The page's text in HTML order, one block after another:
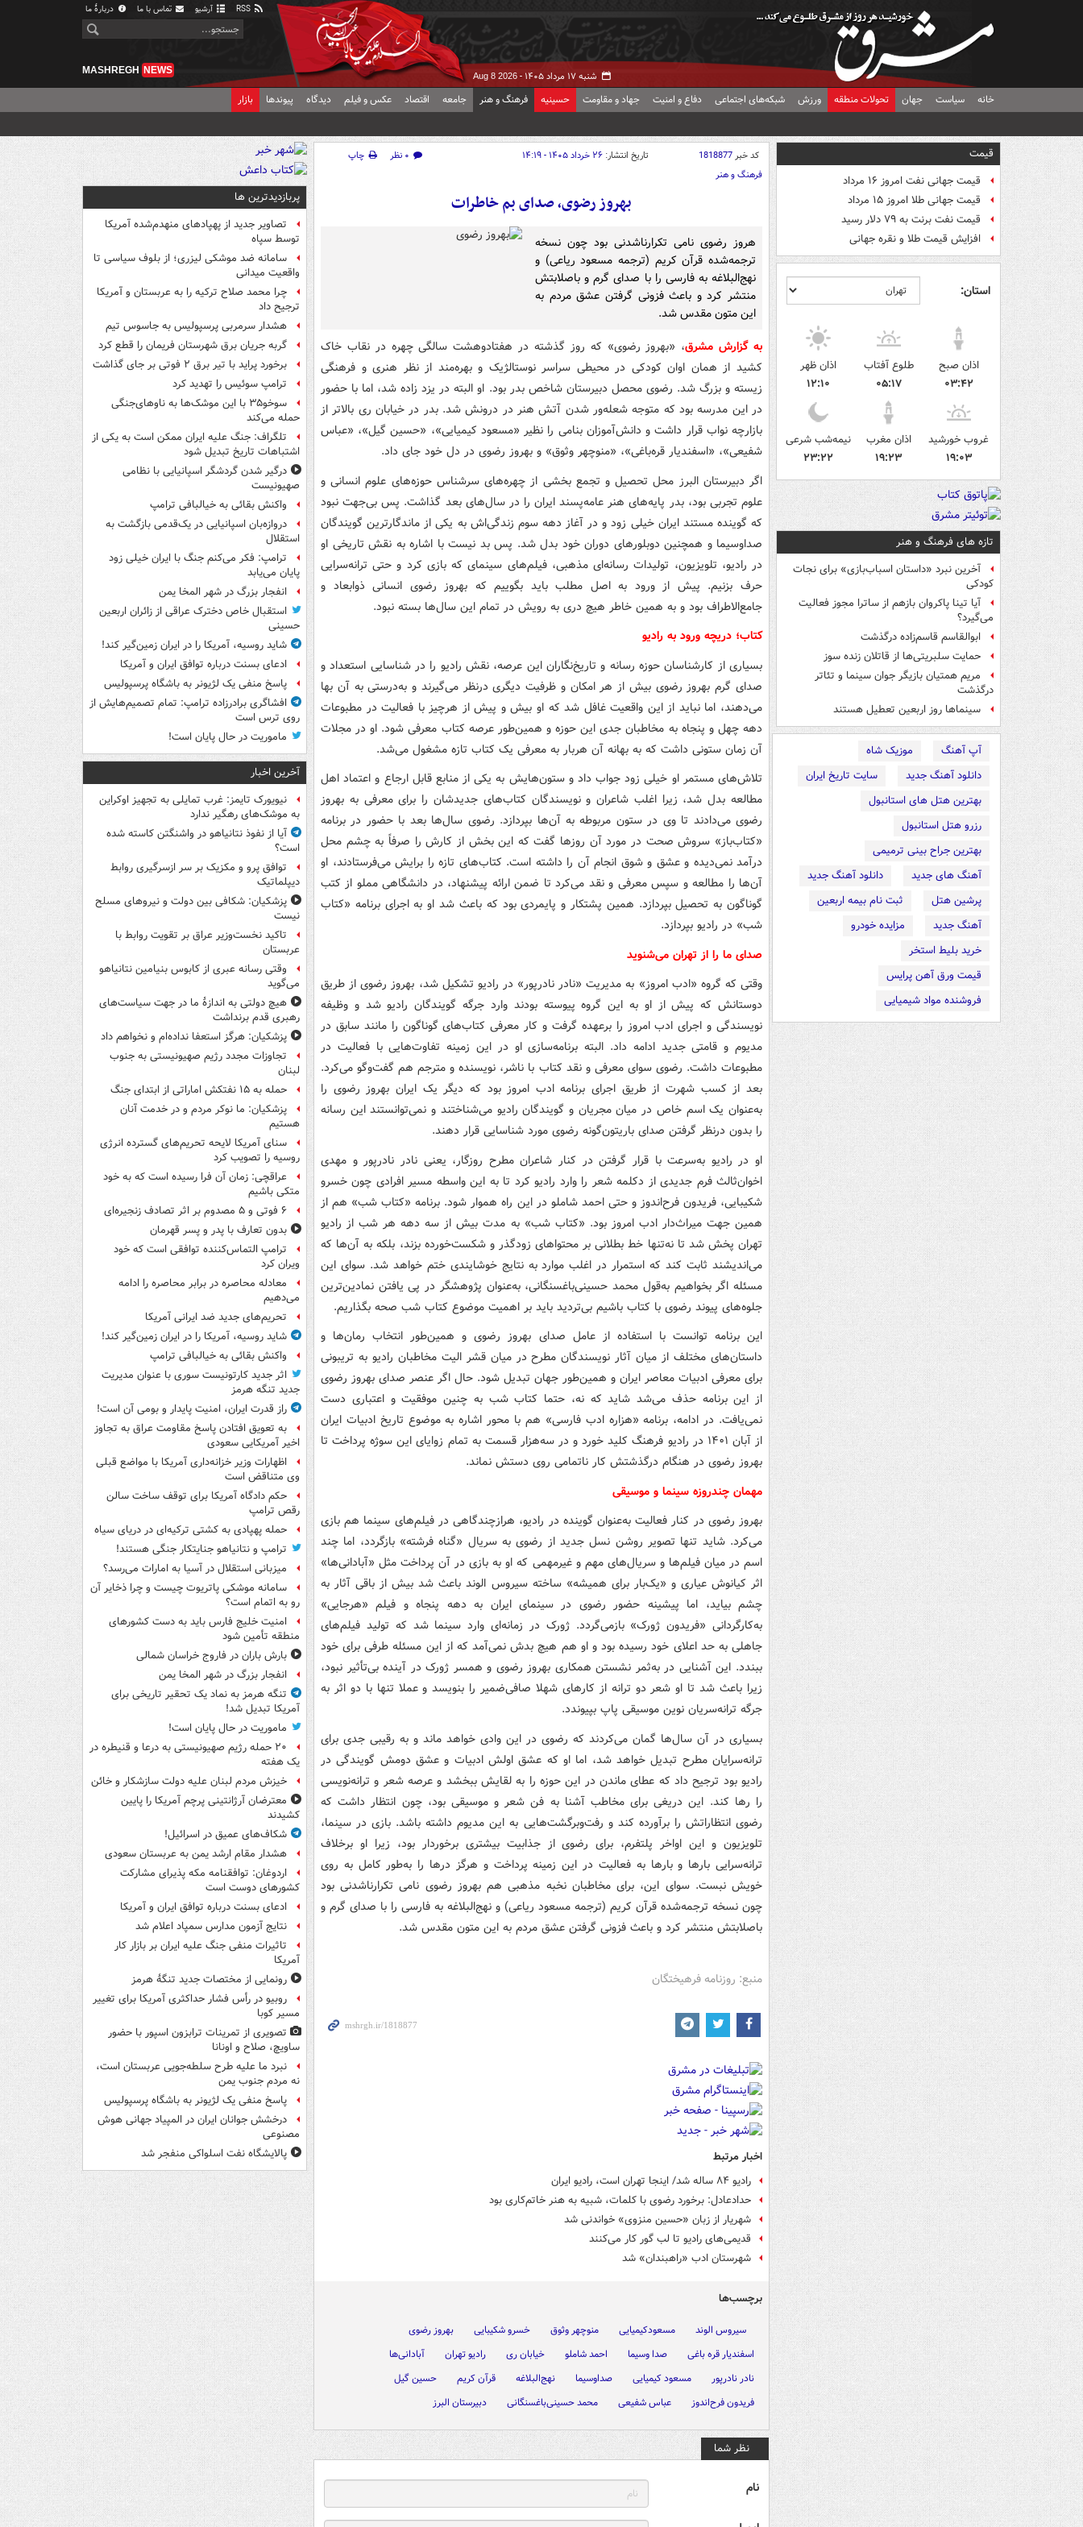
آرشیو تماس با ما دربارهٔ ما
شنبه ۱۷ مرداد ۱۴۰۵ - Aug 8 2026
MASHREGH NEWS
خانه سیاست جهان تحولات منطقه ورزش شبکه‌های اجتماعی دفاع و امنیت جهاد و مقاومت حسینیه فرهنگ و هنر جامعه اقتصاد عکس و فیلم دیدگاه پیوندها بازار
قیمت
قیمت جهانی نفت امروز ۱۶ مرداد
قیمت جهانی طلا امروز ۱۵ مرداد
قیمت نفت برنت به ۷۹ دلار رسید
افزایش قیمت طلا و نقره جهانی
استان:
اذان صبح
۰۳:۴۲
طلوع آفتاب
۰۵:۱۷
اذان ظهر
۱۲:۱۰
غروب خورشید
۱۹:۰۳
اذان مغرب
۱۹:۲۳
نیمه‌شب شرعی
۲۳:۲۲
تازه های فرهنگ و هنر
آخرین نبرد «داستان اسباب‌بازی» برای نجات
کودکی
آیا تینا پاکروان بازهم از ساترا مجوز فعالیت
می‌گیرد؟
ابوالقاسم قاسم‌زاده درگذشت
حمایت سلبریتی‌ها از قاتلان زنده سوز
مریم همتیان بازیگر جوان سینما و تئاتر
درگذشت
سینماها روز اربعین تعطیل هستند
آپ آهنگ
موزیک شاه
دانلود آهنگ جدید
سایت تاریخ ایران
بهترین هتل های استانبول
رزرو هتل استانبول
بهترین جراح بینی ترمیمی
آهنگ های جدید
دانلود آهنگ جدید
پرشین هتل
ثبت نام بیمه اربعین
آهنگ جدید
مزایده خودرو
خرید بلیط استخر
قیمت ورق آهن پرایس
فروشنده مواد شیمیایی
کد خبر1818877 تاریخ انتشار: ۲۶ خرداد ۱۴۰۵ - ۱۴:۱۹ ۰ نظر
چاپ
فرهنگ و هنر
بهروز رضوی، صدای بم خاطرات
هروز رضوی نامی تکرارناشدنی بود چون نسخه
ترجمه‌شده قرآن کریم (ترجمه مسعود ریاعی) و
نهج‌البلاغه به فارسی را با صدای گرم و باصلابتش
منتشر کرد و باعث فزونی گرفتن عشق مردم به
این متون مقدس شد.
به گزارش مشرق، «بهروز رضوی» که روز گذشته در هفتادوهشت سالگی چهره در نقاب خاک
کشید از همان اوان کودکی در محیطی سراسر نوستالژیک و بهره‌مند از نظر هنری و فرهنگی
زیسته و بزرگ شد. رضوی محصل دبیرستان شاخص بدر بود. او البته در یزد زاده شد، اما با حضور
در این مدرسه بود که متوجه شعله‌ور شدن آتش هنر در درونش شد. بدر در خیابان ری بالاتر از
بازارچه نواب قرار داشت و دانش‌آموزان بنامی را نظیر «مسعود کیمیایی»، «حسین گیل»، «عباس
شفیعی»، «اسفندیار قره‌باغی»، «منوچهر وثوق» و بهروز رضوی در دل خود جای داد.
اگر دبیرستان البرز محل تحصیل و تجمع بخشی از چهره‌های سرشناس حوزه‌های علوم انسانی و
علوم تجربی بود، بدر پایه‌های هنر عامه‌پسند ایران را در سال‌های بعد گذاشت. پس بی‌جهت نبود
که گوینده مستند ایران خیلی زود و در آغاز دهه سوم زندگی‌اش به یکی از ماندگارترین گویندگان
صداوسیما و همچنین دوبلورهای دوران خود بدل شد. پس بد نیست با اشاره به نقش تاریخی او
در رادیو، تلویزیون، تولیدات رسانه‌ای مذهبی، فیلم‌های سینمای که بازی کرد و حتی ترانه‌سرایی
حرف بزنیم. پیش از ورود به اصل مطلب باید بگوییم که بهروز رضوی انسانی ذوابعاد و
جامع‌الاطراف بود و به همین خاطر هیچ دری به رویش در تمام این سال‌ها بسته نبود.
کتاب؛ دریچه ورود به رادیو
بسیاری از کارشناسان حوزه رسانه و تاریخ‌نگاران این عرصه، نقش رادیو را در شناسایی استعداد و
صدای گرم بهروز رضوی بیش از هر امکان و ظرفیت دیگری درنظر می‌گیرند و به‌درستی به آن بها
می‌دهند، اما نباید از این واقعیت غافل شد که او بیش و پیش از هرچیز با فعالیت در مطبوعات
دهه چهل و پنجاه به مخاطبان جدی این حوزه و همین‌طور عرصه کتاب معرفی شود. او در مجلات
آن زمان ستونی داشت که به بهانه آن هربار به معرفی یک کتاب تازه مشغول می‌شد.
تلاش‌های مستمر او خیلی زود جواب داد و ستون‌هایش به یکی از منابع قابل ارجاع و اعتماد اهل
مطالعه بدل شد، زیرا اغلب شاعران و نویسندگان کتاب‌های جدیدشان را برای معرفی به بهروز
رضوی می‌دادند تا وی در ستون مربوطه به آن‌ها بپردازد. رضوی سال‌ها بعد با حضور در برنامه
«کتاب‌باز» سروش صحت در مورد آن روزها گفت که این بخش از کارش را صرفاً به چشم محل
درآمد نمی‌دیده و عشق و شوق انجام آن را داشته است. کتاب‌های تازه را برایش می‌فرستادند، او
آن‌ها را مطالعه و سپس معرفی و نقد می‌کرد تا ضمن ارائه پیشنهاد، در دانشگاهی مملو از کتب
گوناگون به تحصیل بپردازد. همین پشتکار و پایمردی بود که باعث شد او به اجرای برنامه «کتاب
شب» در رادیو بپردازد.
صدای ما را از تهران می‌شنوید
وقتی که گروه «ادب امروز» به مدیریت «نادر نادرپور» در رادیو تشکیل شد، بهروز رضوی از طریق
دوستانش که پیش از او به این گروه پیوسته بودند وارد جرگه گویندگان رادیو شد و وظیفه
نویسندگی و اجرای ادب امروز را برعهده گرفت و کار معرفی کتاب‌های گوناگون را مانند سابق در
مدیوم و قامتی جدید ادامه داد. البته برنامه‌سازی او در این زمینه تفاوت‌هایی با فعالیت در
مطبوعات داشت. رضوی سوای معرفی و نقد کتاب با ناشر، نویسنده و مترجم هم گفت‌وگو می‌کرد.
بعد از کسب شهرت از طریق اجرای برنامه ادب امروز بود که دیگر یک ایران بهروز رضوی را
به‌عنوان یک اسم خاص در میان مجریان و گویندگان رادیو می‌شناختند و نمی‌توانستند این رسانه
را بدون درنظر گرفتن صدای باریتون‌گونه رضوی مورد شناسایی قرار دهند.
او در رادیو به‌سرعت با قرار گرفتن در کنار شاعران مطرح روزگار، یعنی نادر نادرپور و مهدی
اخوان‌ثالث فرم جدیدی از دکلمه شعر را وارد رادیو کرد تا به این واسطه مسیر افرادی چون خسرو
شکیبایی، فریدون فرح‌اندوز و حتی احمد شاملو در این راه هموار شود. برنامه «کتاب شب» هم از
همین جهت میراث‌دار ادب امروز بود. «کتاب شب» به مدت بیش از سه دهه هر شب از رادیو
تهران پخش شد تا نه‌تنها خط بطلانی بر محتواهای زودگذر و شکست‌خورده بزند، بلکه به آن‌ها که
می‌اندیشند ثابت کند که استمرار در اغلب موارد به نتایج خوشایندی ختم خواهد شد. سوای این
مسئله اگر بخواهیم به‌قول محمد حسینی‌باغسنگانی، به‌عنوان پژوهشگر در پی یافتن نمادین‌ترین
جلوه‌های پیوند رضوی با کتاب باشیم بی‌تردید باید بر اهمیت موضوع کتاب شب صحه بگذاریم.
این برنامه توانست با استفاده از عامل صدای بهروز رضوی و همین‌طور انتخاب رمان‌ها و
داستان‌های مختلف از میان آثار نویسندگان مطرح در میان قشر الیت مخاطبان رادیو به تریبونی
برای معرفی ادبیات معاصر ایران و همین‌طور جهان تبدیل شود. حال اگر عنصر صدای بهروز رضوی
از این برنامه حذف می‌شد شاید که نه، حتما کتاب شب به چنین موفقیت و اعتباری دست
نمی‌یافت. در ادامه، برنامه «هزاره ادب فارسی» هم با محور اشاره به موضوع تاریخ ادبیات ایران
از آبان ۱۴۰۱ در رادیو فرهنگ کلید خورد و در سه‌هزار قسمت به تمام زوایای این سوژه پرداخت تا
بهروز رضوی در هنگام درگذشتش کار ناتمامی روی دستش نماند.
مهمان چندروزه سینما و موسیقی
بهروز رضوی در کنار فعالیت به‌عنوان گوینده در رادیو، هرازچندگاهی در فیلم‌های سینما هم بازی
می‌کرد. شاید تنها تصویر روشن نسل جدید از رضوی به سریال «گناه فرشته» بازگردد، اما چند
اسم در میان فیلم‌ها و سریال‌های مهم و غیرمهمی که او به بازی در آن پرداخت مثل «آبادانی‌ها»
اثر کیانوش عیاری و «یک‌بار برای همیشه» ساخته سیروس الوند باعث شد بیش از باقی آثار به
چشم بیاید، اما پیشینه حضور رضوی در سینمای ایران به دهه پنجاه و فیلم «هرجایی»
به‌کارگردانی «فریدون ژورک» بازمی‌گردد. ژورک در زمانه‌ای وارد سینما شد که تولید فیلم‌های
جاهلی به حد اعلای خود رسیده بود و او هم هیچ بدش نمی‌آمد که از این مسئله طرفی برای خود
ببندد. این آشنایی در به‌ثمر نشستن همکاری بهروز رضوی و همسر ژورک در آینده بی‌تأثیر نبود،
زیرا باعث شد تا او شعر دو ترانه از کارهای شهلا صافی‌ضمیر را بنویسد و عملا تنها با دو اثر به
جرگه ترانه‌سریان نوین موسیقی پاپ بپیوندد.
بسیاری در آن سال‌ها گمان می‌کردند که رضوی در این وادی خواهد ماند و به رقیبی جدی برای
ترانه‌سرایان مطرح تبدیل خواهد شد، اما او که عشق اولش ادبیات و عشق دومش گویندگی در
رادیو بود ترجیح داد که عطای ماندن در این حوزه را به لقایش ببخشد و عرصه شعر و ترانه‌نویسی
را رها کند. این دریغی برای مخاطب آشنا به فن شعر و موسیقی بود، چون انتظار داشت که
رضوی انتظاراتش را برآورده کند و رفت‌وبرگشت‌هایی به این مدیوم داشته باشد. بازی در سینما،
تلویزیون و این اواخر پلتفرم، برای رضوی از جذابیت بیشتری برخوردار بود، زیرا او برخلاف
ترانه‌سرایی بارها و بارها به فعالیت در این زمینه پرداخت و هرگز درها را به‌طور کامل به روی
خویش نبست. سوای این، برای مخاطبان نخبه مذهبی هم بهروز رضوی نامی تکرارناشدنی بود
چون نسخه ترجمه‌شده قرآن کریم (ترجمه مسعود ریاعی) و نهج‌البلاغه به فارسی را با صدای گرم و
باصلابتش منتشر کرد و باعث فزونی گرفتن عشق مردم به این متون مقدس شد.
منبع: روزنامه فرهیختگان
اخبار مرتبط
رادیو ۸۴ ساله شد/ اینجا تهران است، رادیو ایران
حدادعادل: برخورد رضوی با کلمات، شبیه به هنر خاتم‌کاری بود
شهریار از زبان «حسین منزوی» خواندنی شد
قدیمی‌های رادیو تا لب گور کار می‌کنند
شهرستان ادب «راهبندان» شد
برچسب‌ها
سیروس الوند مسعودکیمیایی منوچهر وثوق خسرو شکیبایی
بهروز رضوی
اسفندیار قره باغی
صدا وسیما احمد شاملو خیابان ری رادیو تهران
آبادانی‌ها
نادر نادرپور
مسعود کیمیایی صداوسیما نهج‌البلاغه قرآن کریم
حسین گیل
فریدون فرح‌اندوز
عباس شفیعی محمد حسینی‌باغسنگانی دبیرستان البرز
نظر شما
نام
پربازدیدترین ها
تصاویر جدید از پهپادهای منهدم‌شده آمریکا
توسط سپاه
سامانه ضد موشکی لیزری؛ از بلوف سیاسی تا
واقعیت میدانی
چرا محمد صلاح ترکیه را به عربستان و آمریکا
ترجیح داد
هشدار سرمربی پرسپولیس به جاسوس تیم
گربه جریان برق شهرستان فریمان را قطع کرد
برخورد پراید با تیر برق ۲ فوتی بر جای گذاشت
ترامپ سوئیس را تهدید کرد
سوخو۳۵ با این موشک‌ها به ناوهای‌جنگی
حمله می‌کند
تلگراف: جنگ علیه ایران ممکن است به یکی از
اشتباهات تاریخ تبدیل شود
درگیر شدن گردشگر اسپانیایی با نظامی
صهیونیست
واکنش بقائی به خیالبافی ترامپ
دروازه‌بان اسپانیایی در یک‌قدمی بازگشت به
استقلال
ترامپ: فکر می‌کنم جنگ با ایران خیلی زود
پایان می‌یابد
انفجار بزرگ در شهر المخا یمن
استقبال خاص دخترک عراقی از زائران اربعین
حسینی
شاید روسیه، آمریکا را در ایران زمین‌گیر کند!
ادعای بسنت درباره توافق ایران و آمریکا
پاسخ منفی یک لژیونر به باشگاه پرسپولیس
افشاگری برادرزاده ترامپ: تمام تصمیم‌هایش از
روی ترس است
ماموریت در حال پایان است!
آخرین اخبار
نیویورک تایمز: غرب تمایلی به تجهیز اوکراین
به موشک‌های رهگیر ندارد
آیا از نفوذ نتانیاهو در واشنگتن کاسته شده
است؟
توافق پرو و مکزیک بر سر ازسرگیری روابط
دیپلماتیک
پزشکیان: شکافی بین دولت و نیروهای مسلح
نیست
تاکید نخست‌وزیر عراق بر تقویت روابط با
عربستان
وقتی رسانه عبری از کابوس بنیامین نتانیاهو
می‌گوید
هیچ دولتی به اندازۀ ما در جهت سیاست‌های
رهبری قدم برنداشت
پزشکیان: هرگز استعفا نداده‌ام و نخواهم داد
تجاوزات مجدد رژیم صهیونیستی به جنوب
لبنان
حمله به ۱۵ نفتکش‌ اماراتی از ابتدای جنگ
پزشکیان: ما نوکر مردم و در خدمت آنان
هستیم
سنای آمریکا لایحه تحریم‌های گسترده انرژی
روسیه را تصویب کرد
عراقچی: زمان آن فرا رسیده است که به خود
متکی باشیم
۶ فوتی و ۵ مصدوم بر اثر تصادف زنجیره‌ای
بدون تعارف با پدر و پسر قهرمان
ترامپ التماس‌کننده توافقی است که خود
ویران کرد
معادله محاصره در برابر محاصره را ادامه
می‌دهیم
تحریم‌های جدید ضد ایرانی آمریکا
شاید روسیه، آمریکا را در ایران زمین‌گیر کند!
واکنش بقائی به خیالبافی ترامپ
اثر جدید کارتونیست سوری با عنوان مدیریت
جدید تنگه هرمز
راز قدرت ایران، امنیت پایدار و بومی آن است!
به تعویق افتادن پاسخ مقاومت عراق به تجاوز
اخیر آمریکایی سعودی
اظهارات وزیر خزانه‌داری آمریکا با مواضع قبلی
وی متناقض است
حکم دادگاه آمریکا برای توقف ساخت سالن
رقص ترامپ
حمله پهپادی به کشتی ترکیه‌ای در دریای سیاه
ترامپ و نتانیاهو جنایتکار جنگی هستند!
میزبانی استقلال در آسیا به امارات می‌رسد؟
سامانه موشکی پاتریوت چیست و چرا ذخایر آن
رو به اتمام است؟
امنیت خلیج فارس باید به دست کشورهای
منطقه تأمین شود
بارش باران در فاروج خراسان شمالی
انفجار بزرگ در شهر المخا یمن
تنگه هرمز به نماد یک تحقیر تاریخی برای
آمریکا تبدیل شد!
ماموریت در حال پایان است!
۲۰ حمله رژیم صهیونیستی به درعا و قنیطره در
یک هفته
خیزش مردم لبنان علیه دولت سازشکار و خائن
معترضان آرژانتینی پرچم آمریکا را پایین
کشیدند
شکاف‌های عمیق در اسرائیل!
هشدار مقام ارشد یمن به عربستان سعودی
اردوغان: توافقنامه مکه پذیرای مشارکت
کشورهای دوست است
ادعای بسنت درباره توافق ایران و آمریکا
نتایج آزمون مدارس سمپاد اعلام شد
تاثیرات منفی جنگ علیه ایران بر بازار کار
آمریکا
رونمایی از مختصات جدید تنگۀ هرمز
روبیو در رأس فشار حداکثری آمریکا برای تغییر
مسیر کوبا
تصویری از تمرینات ترابزون اسپور با حضور
ساویچ، صلاح و اونانا
نبرد ما علیه طرح سلطه‌جویی عربستان است،
نه مردم جنوب یمن
پاسخ منفی یک لژیونر به باشگاه پرسپولیس
درخشش جوانان ایران در المپیاد جهانی هوش
مصنوعی
پالایشگاه نفت اسلواکی منفجر شد